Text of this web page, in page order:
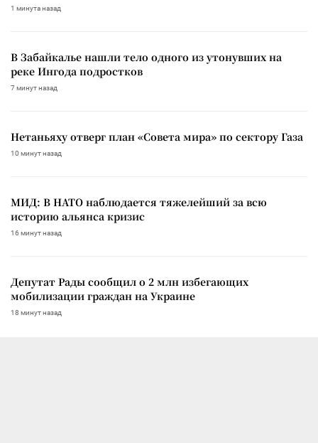
1 минута назад
В Забайкалье нашли тело одного из утонувших на
реке Ингода подростков
7 минут назад
Нетаньяху отверг план «Совета мира» по сектору Газа
10 минут назад
МИД: В НАТО наблюдается тяжелейший за всю
историю альянса кризис
16 минут назад
Депутат Рады сообщил о 2 млн избегающих
мобилизации граждан на Украине
18 минут назад